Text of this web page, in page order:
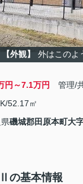
【外観】 外はこのよ
円～7.1万円 管理/
52.17㎡
磯城郡田原本町大
の基本情報